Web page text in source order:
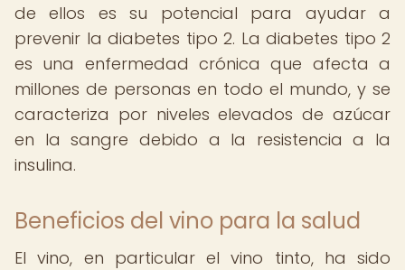
de ellos es su potencial para ayudar a
prevenir la diabetes tipo 2. La diabetes tipo 2
es una enfermedad crónica que afecta a
millones de personas en todo el mundo, y se
caracteriza por niveles elevados de azúcar
en la sangre debido a la resistencia a la
insulina.
Beneficios del vino para la salud
El vino, en particular el vino tinto, ha sido